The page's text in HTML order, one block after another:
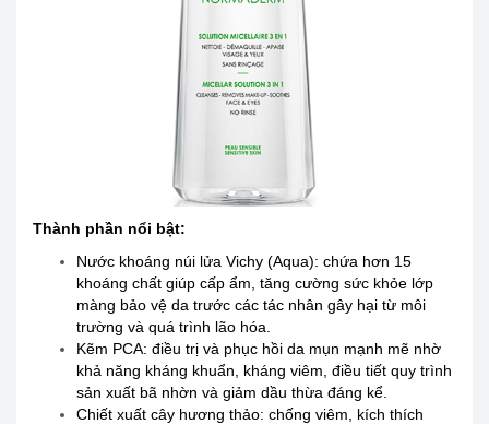
Thành phần nổi bật:
Nước khoáng núi lửa Vichy (Aqua): chứa hơn 15
khoáng chất giúp cấp ẩm, tăng cường sức khỏe lớp
màng bảo vệ da trước các tác nhân gây hại từ môi
trường và quá trình lão hóa.
Kẽm PCA: điều trị và phục hồi da mụn mạnh mẽ nhờ
khả năng kháng khuẩn, kháng viêm, điều tiết quy trình
sản xuất bã nhờn và giảm dầu thừa đáng kể.
Chiết xuất cây hương thảo: chống viêm, kích thích